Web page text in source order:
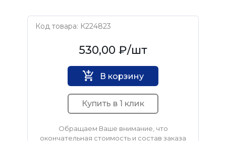
Код товара: К224823
530,00 ₽/шт
В корзину
Купить в 1 клик
Обращаем Ваше внимание, что
окончательная стоимость и состав заказа